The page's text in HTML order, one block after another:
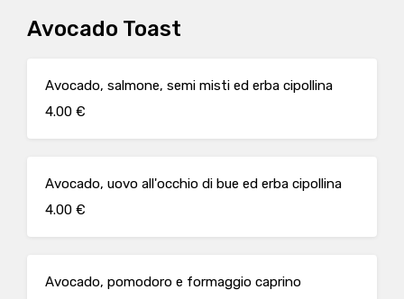
Avocado Toast
Avocado, salmone, semi misti ed erba cipollina
4.00 €
Avocado, uovo all'occhio di bue ed erba cipollina
4.00 €
Avocado, pomodoro e formaggio caprino